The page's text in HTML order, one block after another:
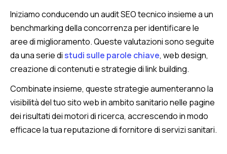
Iniziamo conducendo un audit SEO tecnico insieme a un
benchmarking della concorrenza per identificare le
aree di miglioramento. Queste valutazioni sono seguite
da una serie di studi sulle parole chiave, web design,
creazione di contenuti e strategie di link building.
Combinate insieme, queste strategie aumenteranno la
visibilità del tuo sito web in ambito sanitario nelle pagine
dei risultati dei motori di ricerca, accrescendo in modo
efficace la tua reputazione di fornitore di servizi sanitari.